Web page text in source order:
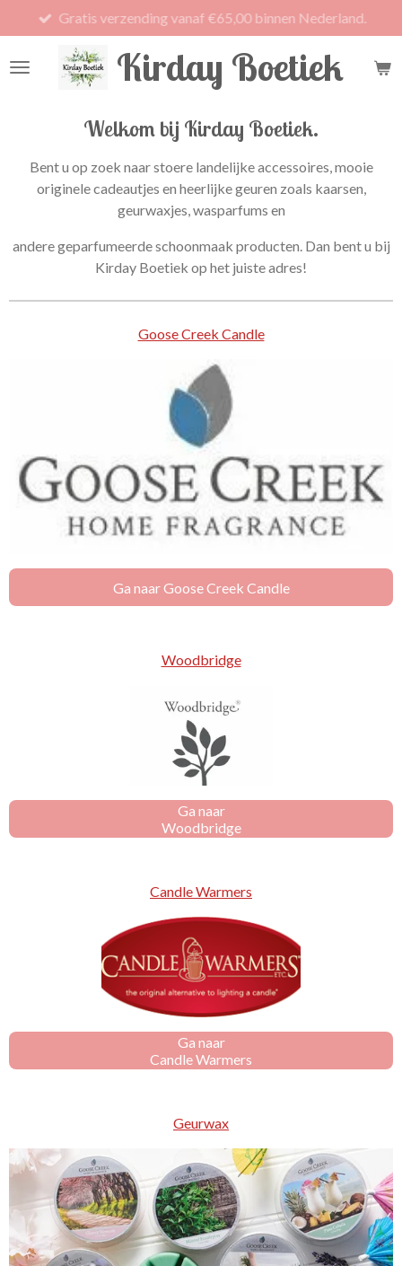
direct
naar
Kirday Boetiek
Gratis verzending vanaf €65,00 binnen Nederland.
Welkom bij Kirday Boetiek.
Bent u op zoek naar stoere landelijke accessoires, mooie
originele cadeautjes en heerlijke geuren zoals kaarsen,
geurwaxjes, wasparfums en
andere geparfumeerde schoonmaak producten. Dan bent u bij
Kirday Boetiek op het juiste adres!
Goose Creek Candle
Ga naar Goose Creek Candle
Woodbridge
Ga naar
Woodbridge
Candle Warmers
Ga naar
Candle Warmers
Geurwax